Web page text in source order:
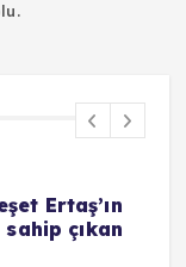
Ertaş’ın
çıkan